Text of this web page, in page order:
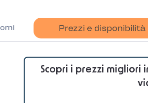
Prezzi e disponibilità
Scopri i prezzi migliori